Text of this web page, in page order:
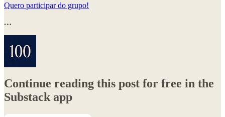
Quero participar do grupo!
…
Continue reading this post for free in the
Substack app